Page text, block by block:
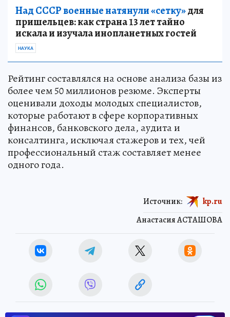
Над СССР военные натянули «сетку»для
пришельцев: как страна 13 лет тайно
искала и изучала инопланетных гостей
НАУКА
Рейтинг составлялся на основе анализа базы из
более чем 50 миллионов резюме. Эксперты
оценивали доходы молодых специалистов,
которые работают в сфере корпоративных
финансов, банковского дела, аудита и
консалтинга, исключая стажеров и тех, чей
профессиональный стаж составляет менее
одного года.
Анастасия АСТАШОВА
Источник: kp.ru